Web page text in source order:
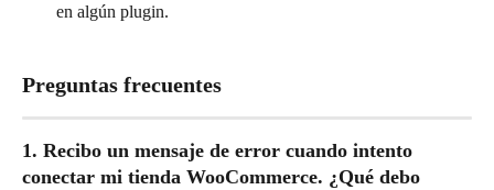
en algún plugin.
Preguntas frecuentes
1. Recibo un mensaje de error cuando intento
conectar mi tienda WooCommerce. ¿Qué debo